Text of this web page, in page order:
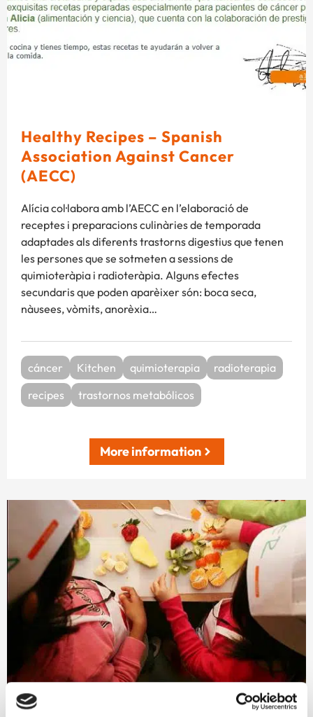
Healthy Recipes – Spanish
Association Against Cancer
(AECC)
Alícia col·labora amb l’AECC en l’elaboració de
receptes i preparacions culinàries de temporada
adaptades als diferents trastorns digestius que tenen
les persones que se sotmeten a sessions de
quimioteràpia i radioteràpia. Alguns efectes
secundaris que poden aparèixer són: boca seca,
nàusees, vòmits, anorèxia…
cáncer Kitchen quimioterapia
radioterapia
recipes
trastornos metabólicos
More information